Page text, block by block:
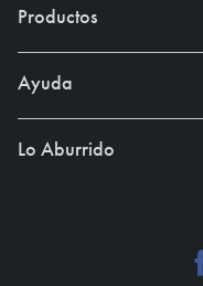
Productos
Ayuda
Lo Aburrido